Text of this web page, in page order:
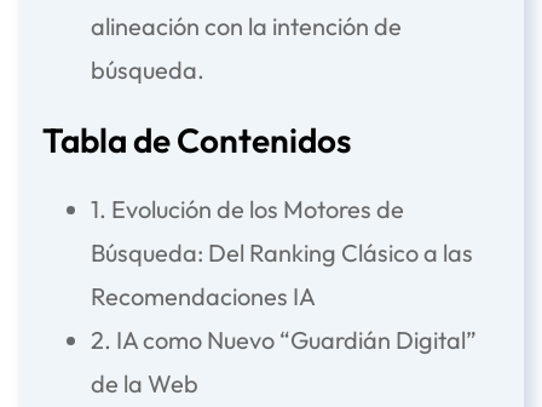
alineación con la intención de
búsqueda.
Tabla de Contenidos
1. Evolución de los Motores de
Búsqueda: Del Ranking Clásico a las
Recomendaciones IA
2. IA como Nuevo “Guardián Digital”
de la Web